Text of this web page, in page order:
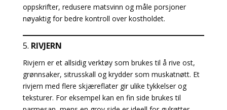
oppskrifter, redusere matsvinn og måle porsjoner
nøyaktig for bedre kontroll over kostholdet.
5. RIVJERN
Rivjern er et allsidig verktøy som brukes til å rive ost,
grønnsaker, sitrusskall og krydder som muskatnøtt. Et
rivjern med flere skjæreflater gir ulike tykkelser og
teksturer. For eksempel kan en fin side brukes til